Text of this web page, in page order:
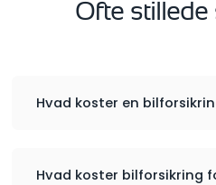
Ofte stillede
Hvad koster en
Hvad koster bilforsikring